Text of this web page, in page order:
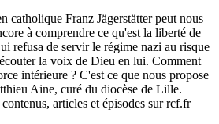
catholique Franz Jägerstätter peut nous
à comprendre ce qu'est la liberté de
refusa de servir le régime nazi au risque
la voix de Dieu en lui. Comment
intérieure ? C'est ce que nous propose
Aine, curé du diocèse de Lille.
articles et épisodes sur rcf.fr